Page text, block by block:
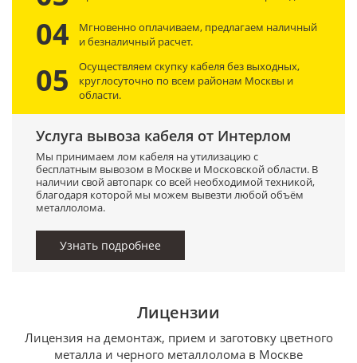
04
Мгновенно оплачиваем, предлагаем наличный
и безналичный расчет.
05
Осуществляем скупку кабеля без выходных,
круглосуточно по всем районам Москвы и
области.
Услуга вывоза кабеля от Интерлом
Мы принимаем лом кабеля на утилизацию с
бесплатным вывозом в Москве и Московской области. В
наличии свой автопарк со всей необходимой техникой,
благодаря которой мы можем вывезти любой объём
металлолома.
Узнать подробнее
Лицензии
Лицензия на демонтаж, прием и заготовку цветного
металла и черного металлолома в Москве